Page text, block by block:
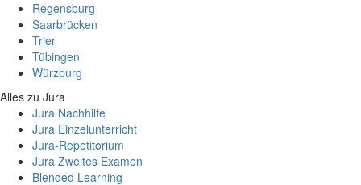
Regensburg
Saarbrücken
Trier
Tübingen
Würzburg
Alles zu Jura
Jura Nachhilfe
Jura Einzelunterricht
Jura-Repetitorium
Jura Zweites Examen
Blended Learning